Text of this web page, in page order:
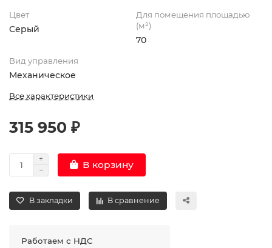
Цвет
Серый
Для помещения площадью
(м²)
70
Вид управления
Механическое
Все характеристики
315 950 ₽
В корзину
В закладки В сравнение
Работаем с НДС